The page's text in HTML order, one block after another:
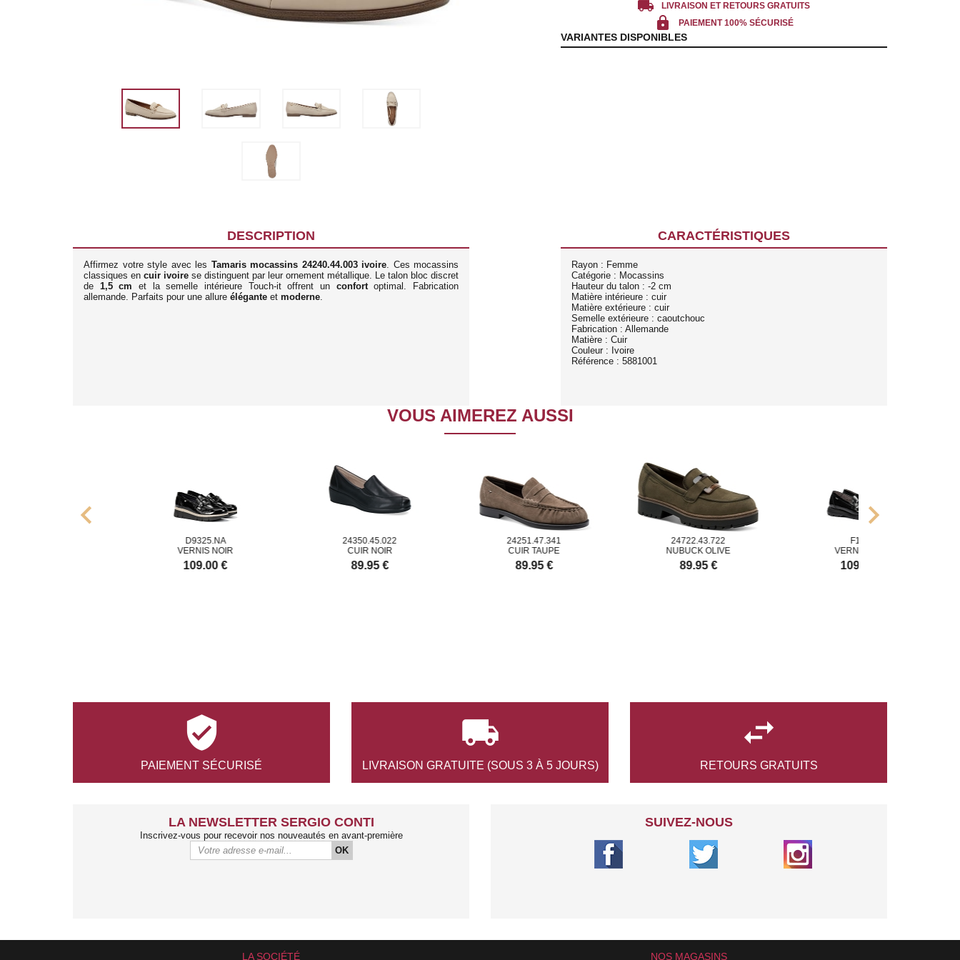
local_shipping LIVRAISON ET RETOURS GRATUITS
lock PAIEMENT 100% SÉCURISÉ
VARIANTES DISPONIBLES
DESCRIPTION
Affirmez votre style avec les Tamaris mocassins 24240.44.003 ivoire. Ces mocassins
classiques en cuir ivoire se distinguent par leur ornement métallique. Le talon bloc discret
de 1,5 cm et la semelle intérieure Touch-it offrent un confortoptimal. Fabrication
allemande. Parfaits pour une allure élégante et moderne.
CARACTÉRISTIQUES
Rayon : Femme
Catégorie : Mocassins
Hauteur du talon : -2 cm
Matière intérieure : cuir
Matière extérieure : cuir
Semelle extérieure : caoutchouc
Fabrication : Allemande
Matière : Cuir
Couleur : Ivoire
Référence : 5881001
VOUS AIMEREZ AUSSI
D9325.NA
VERNIS NOIR
109.00 €
24350.45.022
CUIR NOIR
89.95 €
24251.47.341
CUIR TAUPE
89.95 €
24722.43.722
NUBUCK OLIVE
89.95 €
VERNIS NOIR
109.00 €
chevron_left chevron_right

PAIEMENT SÉCURISÉ

LIVRAISON GRATUITE (SOUS 3 À 5 JOURS)

RETOURS GRATUITS
LA NEWSLETTER SERGIO CONTI
Inscrivez-vous pour recevoir nos nouveautés en avant-première
OK
SUIVEZ-NOUS
LA SOCIÉTÉ NOS MAGASINS